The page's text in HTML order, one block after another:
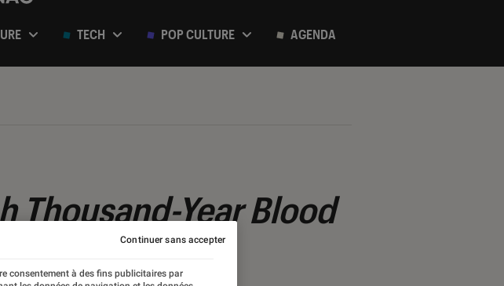
TECH POP CULTURE AGENDA
Thousand-Year Blood
consentement à des fins publicitaires par
Continuer sans accepter